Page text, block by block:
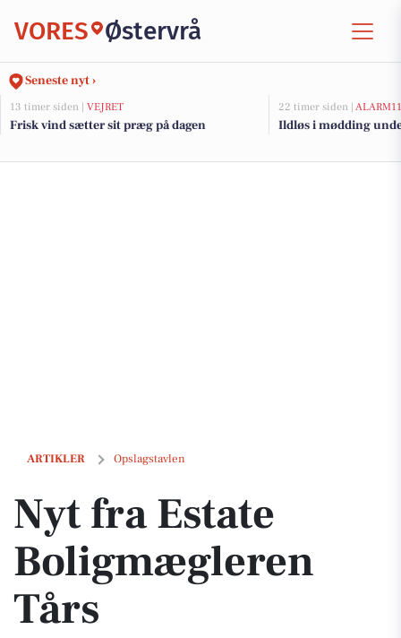
VORES Østervrå
Seneste nyt ›
13 timer siden | VEJRET
Frisk vind sætter sit præg på dagen
22 timer siden |
Ildløs i mødding
ARTIKLER Opslagstavlen
Nyt fra Estate Boligmægleren Tårs
Nyt fra Estate
Boligmægleren
Tårs